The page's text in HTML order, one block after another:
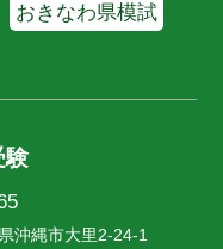
おきなわ県模試
験
沖縄市大里2-24-1